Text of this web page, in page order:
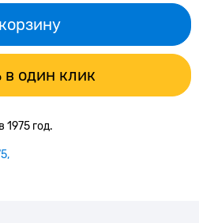
в один клик
год.